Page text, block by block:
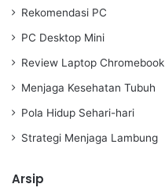
Rekomendasi PC
PC Desktop Mini
Review Laptop Chromebook
Menjaga Kesehatan Tubuh
Pola Hidup Sehari-hari
Strategi Menjaga Lambung
Arsip